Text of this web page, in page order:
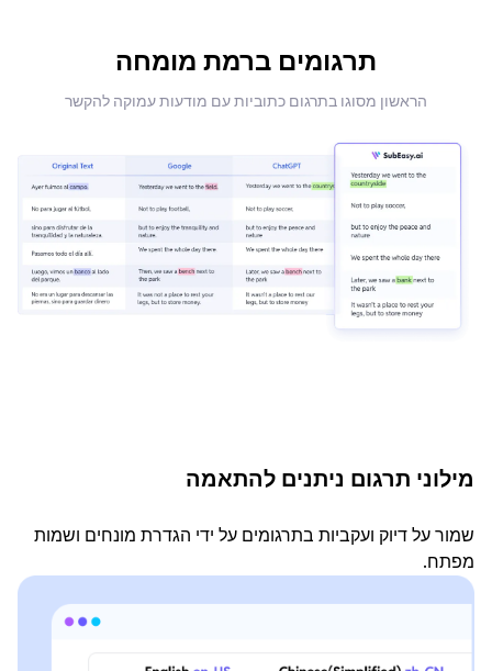
תרגומים ברמת מומחה
הראשון מסוגו בתרגום כתוביות עם מודעות עמוקה להקשר
מילוני תרגום ניתנים להתאמה
שמור על דיוק ועקביות בתרגומים על ידי הגדרת מונחים ושמות
מפתח.